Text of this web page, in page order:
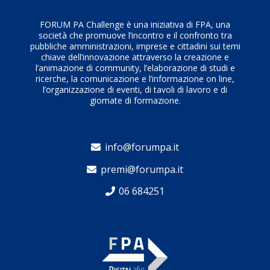
FORUM PA Challenge è una iniziativa di FPA, una
società che promuove l’incontro e il confronto tra
pubbliche amministrazioni, imprese e cittadini sui temi
chiave dell’innovazione attraverso la creazione e
l’animazione di community, l’elaborazione di studi e
ricerche, la comunicazione e l’informazione on line,
l’organizzazione di eventi, di tavoli di lavoro e di
giornate di formazione.
info@forumpa.it
premi@forumpa.it
06 684251